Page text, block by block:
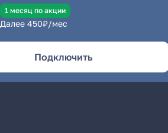
1 месяц по акции
Далее 450₽/мес
Подключить